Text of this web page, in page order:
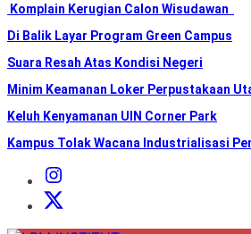
Komplain Kerugian Calon Wisudawan
Di Balik Layar Program Green Campus
Suara Resah Atas Kondisi Negeri
Minim Keamanan Loker Perpustakaan
Keluh Kenyamanan UIN Corner Park
Kampus Tolak Wacana Industrialisasi
Instagram
Institut
X